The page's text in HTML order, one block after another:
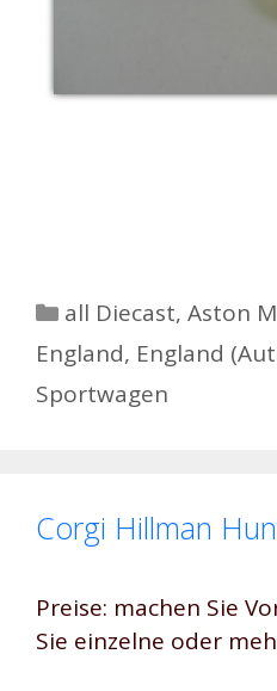
Kategorien
all Diecast,Aston
England, England
Sportwagen
Corgi Hillman
Preise: machen Sie
Sie einzelne oder